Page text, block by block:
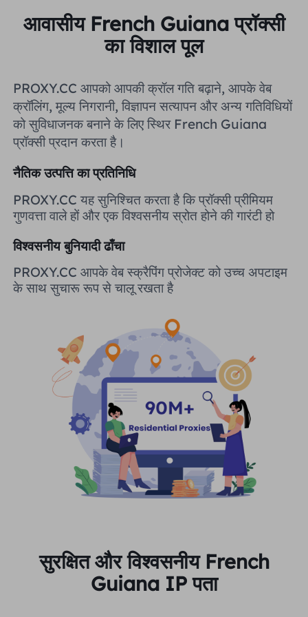
सभी को देखें
स्थानों
यूनाइटेड किंगडम
ब्राज़िल
अधिक एकीकरण
Deutsch
Русский
Português
लॉग इन करें साइन अप करें
आवासीय French Guiana प्रॉक्सी
का विशाल पूल
PROXY.CC आपको आपकी क्रॉल गति बढ़ाने, आपके वेब
क्रॉलिंग, मूल्य निगरानी, ​​विज्ञापन सत्यापन और अन्य गतिविधियों
को सुविधाजनक बनाने के लिए स्थिर French Guiana
प्रॉक्सी प्रदान करता है।
नैतिक उत्पत्ति का प्रतिनिधि
PROXY.CC यह सुनिश्चित करता है कि प्रॉक्सी प्रीमियम
गुणवत्ता वाले हों और एक विश्वसनीय स्रोत होने की गारंटी हो
विश्वसनीय बुनियादी ढाँचा
PROXY.CC आपके वेब स्क्रैपिंग प्रोजेक्ट को उच्च अपटाइम
के साथ सुचारू रूप से चालू रखता है
सुरक्षित और विश्वसनीय French
Guiana IP पता